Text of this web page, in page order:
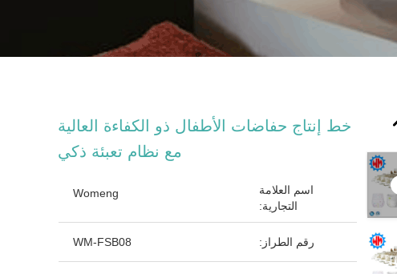
خط إنتاج حفاضات الأطفال ذو الكفاءة العالية
مع نظام تعبئة ذكي
اسم العلامة
التجارية:
Womeng
رقم الطراز: WM-FSB08